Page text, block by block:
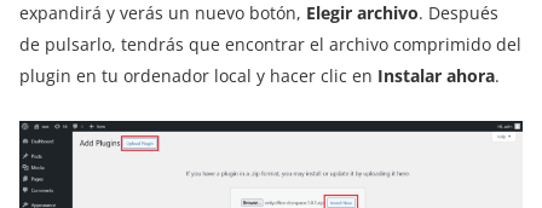
expandirá y verás un nuevo botón, Elegir archivo. Después
de pulsarlo, tendrás que encontrar el archivo comprimido del
plugin en tu ordenador local y hacer clic en Instalar ahora.